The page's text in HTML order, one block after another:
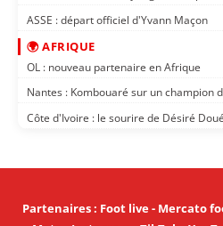
ASSE : départ officiel d'Yvann Maçon
🌍 AFRIQUE
OL : nouveau partenaire en Afrique
Nantes : Kombouaré sur un champion
Côte d'Ivoire : le sourire de Désiré Doué
Partenaires: Foot live- Mercato